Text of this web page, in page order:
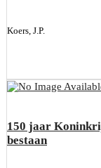
Koers, J.P.
150 jaar
bestaan